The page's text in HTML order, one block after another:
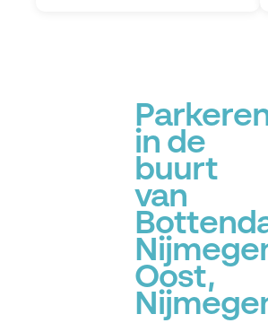
in de
buurt
van
Oost,